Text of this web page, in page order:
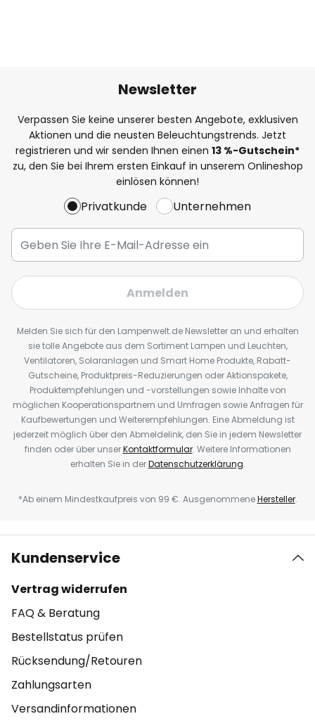
Newsletter
Verpassen Sie keine unserer besten Angebote, exklusiven
Aktionen und die neusten Beleuchtungstrends. Jetzt
registrieren und wir senden Ihnen einen 13 %-Gutschein*
zu, den Sie bei Ihrem ersten Einkauf in unserem Onlineshop
einlösen können!
Privatkunde Unternehmen
Anmelden
Melden Sie sich für den Lampenwelt.de Newsletter an und erhalten
sie tolle Angebote aus dem Sortiment Lampen und Leuchten,
Ventilatoren, Solaranlagen und Smart Home Produkte, Rabatt-
Gutscheine, Produktpreis-Reduzierungen oder Aktionspakete,
Produktempfehlungen und -vorstellungen sowie Inhalte von
möglichen Kooperationspartnern und Umfragen sowie Anfragen für
Kaufbewertungen und Weiterempfehlungen. Eine Abmeldung ist
jederzeit möglich über den Abmeldelink, den Sie in jedem Newsletter
finden oder über unserKontaktformular. Weitere Informationen
erhalten Sie in derDatenschutzerklärung.
*Ab einem Mindestkaufpreis von 99 €. AusgenommeneHersteller.
Kundenservice
Vertrag widerrufen
FAQ & Beratung
Bestellstatus prüfen
Rücksendung/Retouren
Zahlungsarten
Versandinformationen